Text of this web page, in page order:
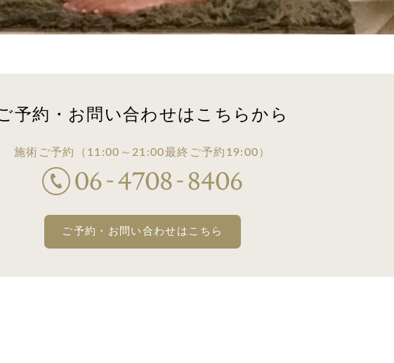
予約・お問い合わせはこちらから
施術ご予約 （11:00～21:00最終ご予約19:00）
ご予約・お問い合わせはこちら